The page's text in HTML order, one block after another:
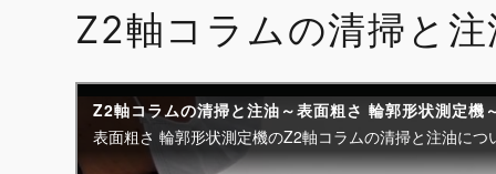
Z2軸コラムの清掃と